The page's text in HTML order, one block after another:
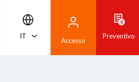
IT
Accesso
0
Preventivo